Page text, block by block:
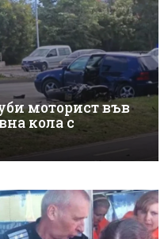
моторист във
кола с